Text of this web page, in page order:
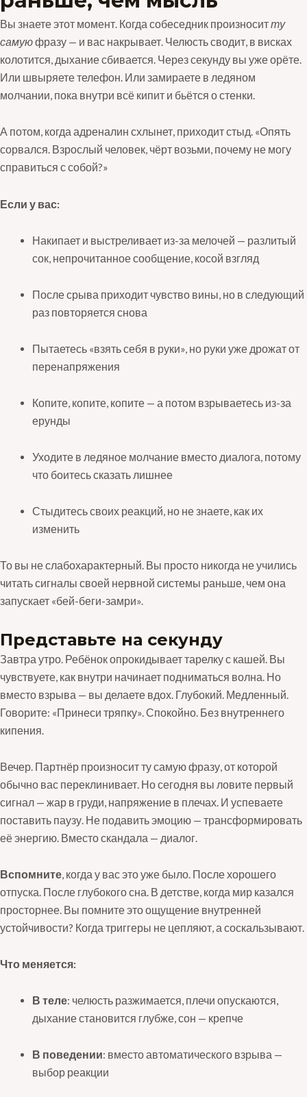
Вы знаете этот момент. Когда собеседник произноситту
самуюфразу — и вас накрывает. Челюсть сводит, в висках
колотится, дыхание сбивается. Через секунду вы уже орёте.
Или швыряете телефон. Или замираете в ледяном
молчании, пока внутри всё кипит и бьётся о стенки.
А потом, когда адреналин схлынет, приходит стыд. «Опять
сорвался. Взрослый человек, чёрт возьми, почему не могу
справиться с собой?»
Если у вас:
Накипает и выстреливает из-за мелочей — разлитый
сок, непрочитанное сообщение, косой взгляд
После срыва приходит чувство вины, но в следующий
раз повторяется снова
Пытаетесь «взять себя в руки», но руки уже дрожат от
перенапряжения
Копите, копите, копите — а потом взрываетесь из-за
ерунды
Уходите в ледяное молчание вместо диалога, потому
что боитесь сказать лишнее
Стыдитесь своих реакций, но не знаете, как их
изменить
То вы не слабохарактерный. Вы просто никогда не учились
читать сигналы своей нервной системы раньше, чем она
запускает «бей-беги-замри».
Представьте на секунду
Завтра утро. Ребёнок опрокидывает тарелку с кашей. Вы
чувствуете, как внутри начинает подниматься волна. Но
вместо взрыва — вы делаете вдох. Глубокий. Медленный.
Говорите: «Принеси тряпку». Спокойно. Без внутреннего
кипения.
Вечер. Партнёр произносит ту самую фразу, от которой
обычно вас переклинивает. Но сегодня вы ловите первый
сигнал — жар в груди, напряжение в плечах. И успеваете
поставить паузу. Не подавить эмоцию — трансформировать
её энергию. Вместо скандала — диалог.
Вспомните, когда у вас это уже было. После хорошего
отпуска. После глубокого сна. В детстве, когда мир казался
просторнее. Вы помните это ощущение внутренней
устойчивости? Когда триггеры не цепляют, а соскальзывают.
Что меняется:
В теле: челюсть разжимается, плечи опускаются,
дыхание становится глубже, сон — крепче
В поведении: вместо автоматического взрыва —
выбор реакции